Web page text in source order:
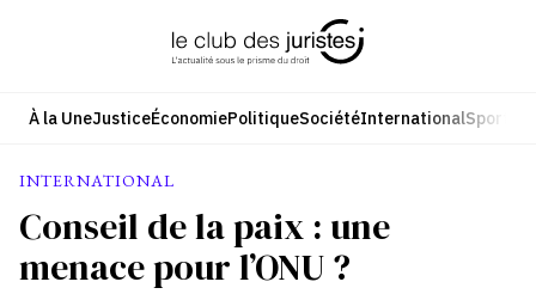
À la UneJusticeÉconomiePolitiqueSociétéInternationalSport
INTERNATIONAL
Conseil de la paix : une
menace pour l’ONU ?